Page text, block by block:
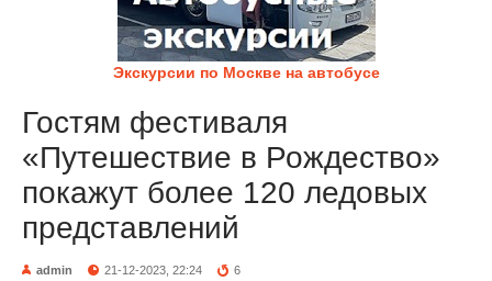
Экскурсии по Москве на автобусе
Гостям фестиваля
«Путешествие в Рождество»
покажут более 120 ледовых
представлений
admin 21-12-2023, 22:24 6